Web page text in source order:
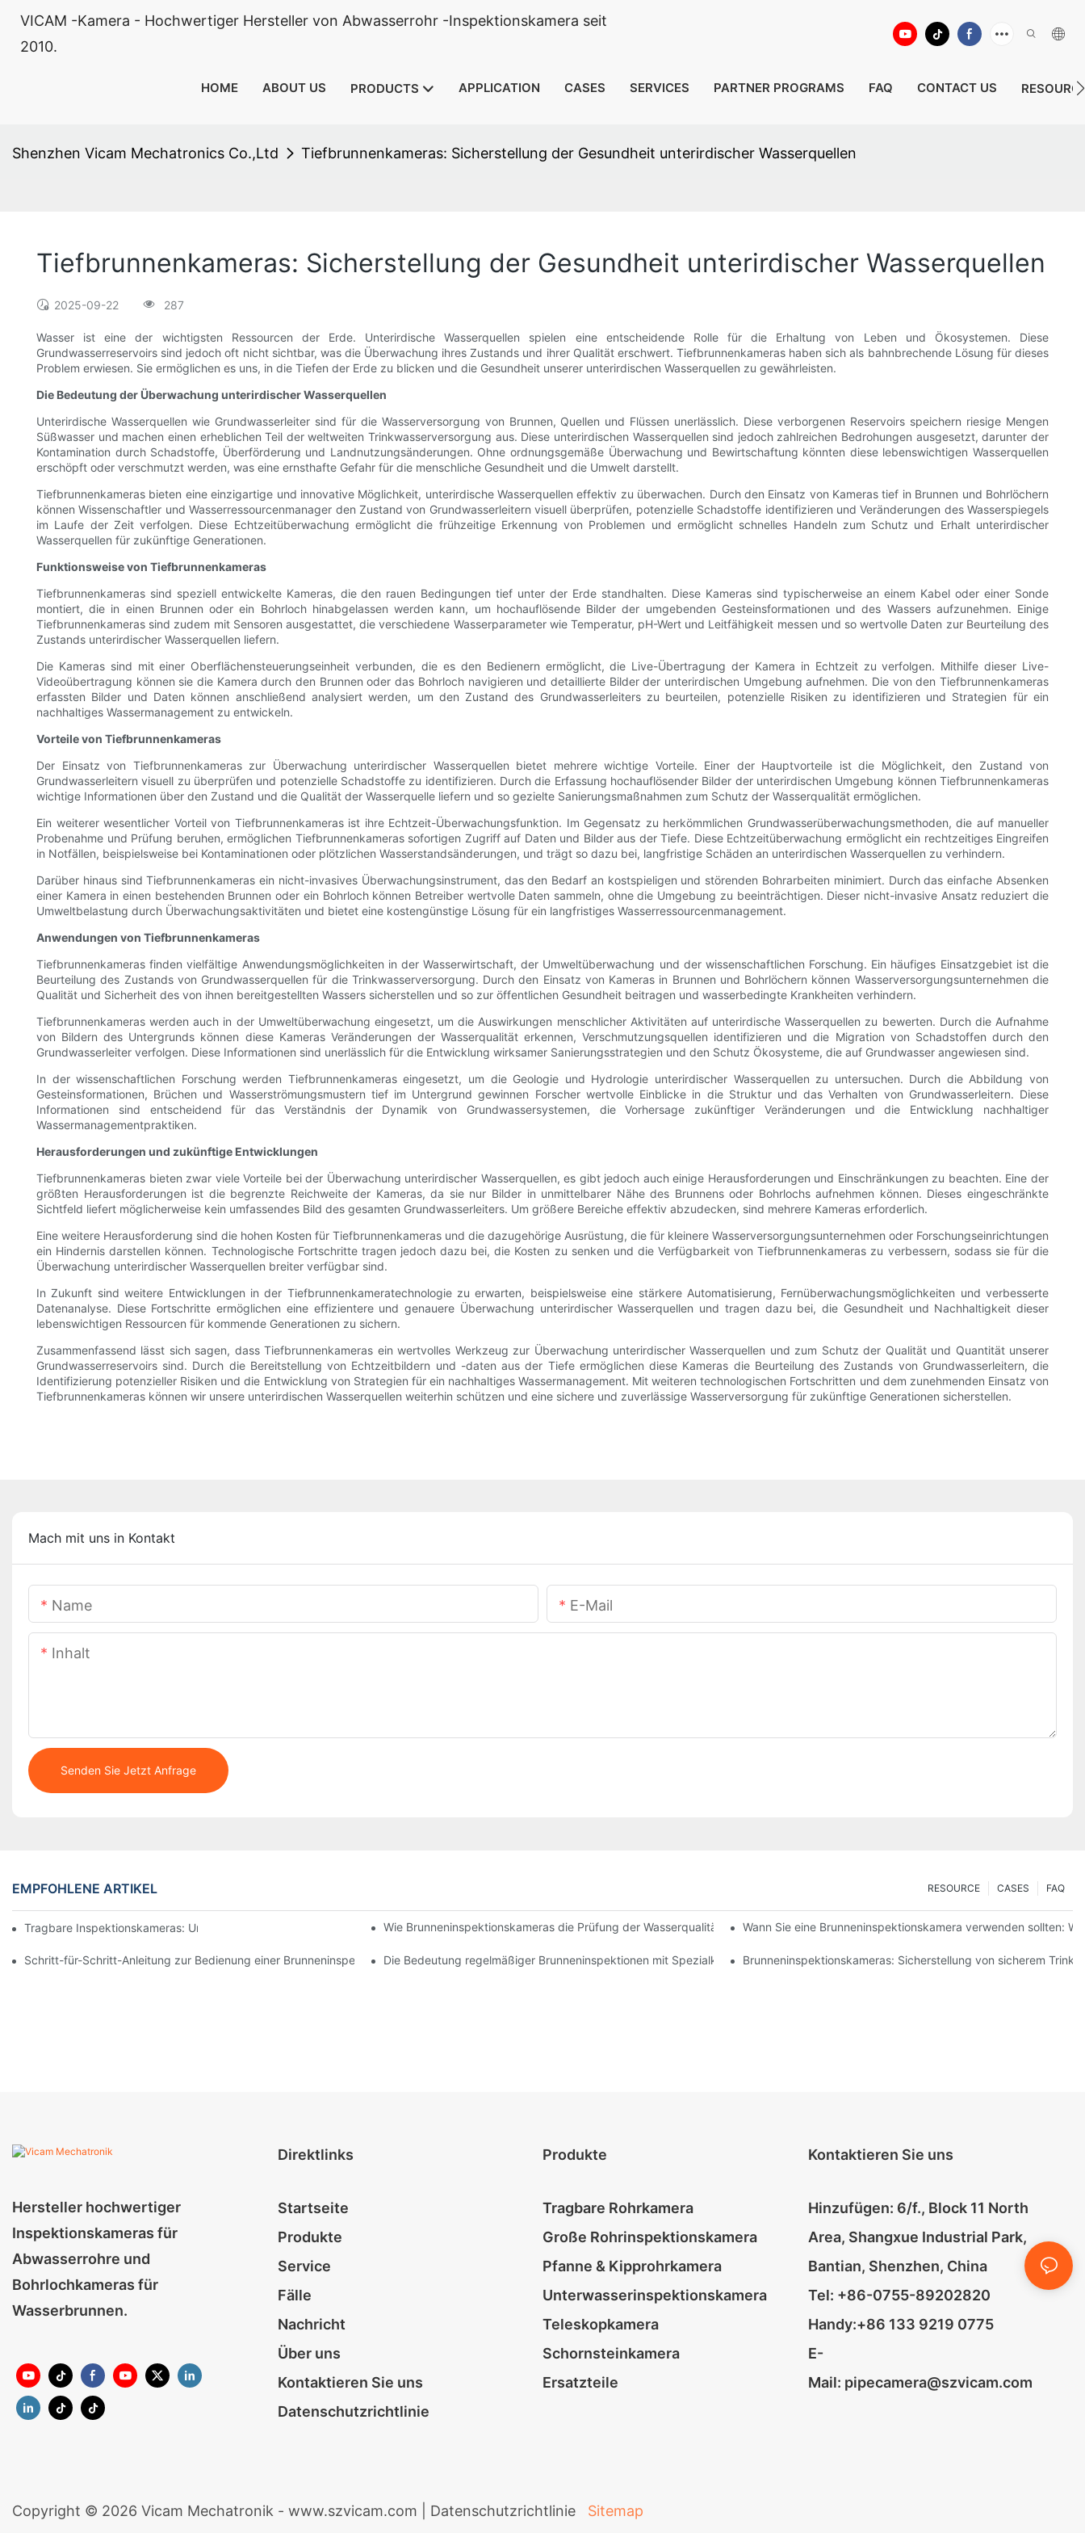
VICAM -Kamera - Hochwertiger Hersteller von Abwasserrohr -Inspektionskamera seit
2010.
HOME ABOUT US PRODUCTS APPLICATION CASES SERVICES PARTNER PROGRAMS FAQ CONTACT US
Shenzhen Vicam Mechatronics Co.,Ltd Tiefbrunnenkameras: Sicherstellung der Gesundheit unterirdischer Wasserquellen
Tiefbrunnenkameras: Sicherstellung der Gesundheit unterirdischer Wasserquellen
2025-09-22 287
Wasser ist eine der wichtigsten Ressourcen der Erde. Unterirdische Wasserquellen spielen eine entscheidende Rolle für die Erhaltung von Leben und Ökosystemen. Diese
Grundwasserreservoirs sind jedoch oft nicht sichtbar, was die Überwachung ihres Zustands und ihrer Qualität erschwert. Tiefbrunnenkameras haben sich als bahnbrechende Lösung für dieses
Problem erwiesen. Sie ermöglichen es uns, in die Tiefen der Erde zu blicken und die Gesundheit unserer unterirdischen Wasserquellen zu gewährleisten.
Die Bedeutung der Überwachung unterirdischer Wasserquellen
Unterirdische Wasserquellen wie Grundwasserleiter sind für die Wasserversorgung von Brunnen, Quellen und Flüssen unerlässlich. Diese verborgenen Reservoirs speichern riesige Mengen
Süßwasser und machen einen erheblichen Teil der weltweiten Trinkwasserversorgung aus. Diese unterirdischen Wasserquellen sind jedoch zahlreichen Bedrohungen ausgesetzt, darunter der
Kontamination durch Schadstoffe, Überförderung und Landnutzungsänderungen. Ohne ordnungsgemäße Überwachung und Bewirtschaftung könnten diese lebenswichtigen Wasserquellen
erschöpft oder verschmutzt werden, was eine ernsthafte Gefahr für die menschliche Gesundheit und die Umwelt darstellt.
Tiefbrunnenkameras bieten eine einzigartige und innovative Möglichkeit, unterirdische Wasserquellen effektiv zu überwachen. Durch den Einsatz von Kameras tief in Brunnen und Bohrlöchern
können Wissenschaftler und Wasserressourcenmanager den Zustand von Grundwasserleitern visuell überprüfen, potenzielle Schadstoffe identifizieren und Veränderungen des Wasserspiegels
im Laufe der Zeit verfolgen. Diese Echtzeitüberwachung ermöglicht die frühzeitige Erkennung von Problemen und ermöglicht schnelles Handeln zum Schutz und Erhalt unterirdischer
Wasserquellen für zukünftige Generationen.
Funktionsweise von Tiefbrunnenkameras
Tiefbrunnenkameras sind speziell entwickelte Kameras, die den rauen Bedingungen tief unter der Erde standhalten. Diese Kameras sind typischerweise an einem Kabel oder einer Sonde
montiert, die in einen Brunnen oder ein Bohrloch hinabgelassen werden kann, um hochauflösende Bilder der umgebenden Gesteinsformationen und des Wassers aufzunehmen. Einige
Tiefbrunnenkameras sind zudem mit Sensoren ausgestattet, die verschiedene Wasserparameter wie Temperatur, pH-Wert und Leitfähigkeit messen und so wertvolle Daten zur Beurteilung des
Zustands unterirdischer Wasserquellen liefern.
Die Kameras sind mit einer Oberflächensteuerungseinheit verbunden, die es den Bedienern ermöglicht, die Live-Übertragung der Kamera in Echtzeit zu verfolgen. Mithilfe dieser Live-
Videoübertragung können sie die Kamera durch den Brunnen oder das Bohrloch navigieren und detaillierte Bilder der unterirdischen Umgebung aufnehmen. Die von den Tiefbrunnenkameras
erfassten Bilder und Daten können anschließend analysiert werden, um den Zustand des Grundwasserleiters zu beurteilen, potenzielle Risiken zu identifizieren und Strategien für ein
nachhaltiges Wassermanagement zu entwickeln.
Vorteile von Tiefbrunnenkameras
Der Einsatz von Tiefbrunnenkameras zur Überwachung unterirdischer Wasserquellen bietet mehrere wichtige Vorteile. Einer der Hauptvorteile ist die Möglichkeit, den Zustand von
Grundwasserleitern visuell zu überprüfen und potenzielle Schadstoffe zu identifizieren. Durch die Erfassung hochauflösender Bilder der unterirdischen Umgebung können Tiefbrunnenkameras
wichtige Informationen über den Zustand und die Qualität der Wasserquelle liefern und so gezielte Sanierungsmaßnahmen zum Schutz der Wasserqualität ermöglichen.
Ein weiterer wesentlicher Vorteil von Tiefbrunnenkameras ist ihre Echtzeit-Überwachungsfunktion. Im Gegensatz zu herkömmlichen Grundwasserüberwachungsmethoden, die auf manueller
Probenahme und Prüfung beruhen, ermöglichen Tiefbrunnenkameras sofortigen Zugriff auf Daten und Bilder aus der Tiefe. Diese Echtzeitüberwachung ermöglicht ein rechtzeitiges Eingreifen
in Notfällen, beispielsweise bei Kontaminationen oder plötzlichen Wasserstandsänderungen, und trägt so dazu bei, langfristige Schäden an unterirdischen Wasserquellen zu verhindern.
Darüber hinaus sind Tiefbrunnenkameras ein nicht-invasives Überwachungsinstrument, das den Bedarf an kostspieligen und störenden Bohrarbeiten minimiert. Durch das einfache Absenken
einer Kamera in einen bestehenden Brunnen oder ein Bohrloch können Betreiber wertvolle Daten sammeln, ohne die Umgebung zu beeinträchtigen. Dieser nicht-invasive Ansatz reduziert die
Umweltbelastung durch Überwachungsaktivitäten und bietet eine kostengünstige Lösung für ein langfristiges Wasserressourcenmanagement.
Anwendungen von Tiefbrunnenkameras
Tiefbrunnenkameras finden vielfältige Anwendungsmöglichkeiten in der Wasserwirtschaft, der Umweltüberwachung und der wissenschaftlichen Forschung. Ein häufiges Einsatzgebiet ist die
Beurteilung des Zustands von Grundwasserquellen für die Trinkwasserversorgung. Durch den Einsatz von Kameras in Brunnen und Bohrlöchern können Wasserversorgungsunternehmen die
Qualität und Sicherheit des von ihnen bereitgestellten Wassers sicherstellen und so zur öffentlichen Gesundheit beitragen und wasserbedingte Krankheiten verhindern.
Tiefbrunnenkameras werden auch in der Umweltüberwachung eingesetzt, um die Auswirkungen menschlicher Aktivitäten auf unterirdische Wasserquellen zu bewerten. Durch die Aufnahme
von Bildern des Untergrunds können diese Kameras Veränderungen der Wasserqualität erkennen, Verschmutzungsquellen identifizieren und die Migration von Schadstoffen durch den
Grundwasserleiter verfolgen. Diese Informationen sind unerlässlich für die Entwicklung wirksamer Sanierungsstrategien und den Schutz Ökosysteme, die auf Grundwasser angewiesen sind.
In der wissenschaftlichen Forschung werden Tiefbrunnenkameras eingesetzt, um die Geologie und Hydrologie unterirdischer Wasserquellen zu untersuchen. Durch die Abbildung von
Gesteinsformationen, Brüchen und Wasserströmungsmustern tief im Untergrund gewinnen Forscher wertvolle Einblicke in die Struktur und das Verhalten von Grundwasserleitern. Diese
Informationen sind entscheidend für das Verständnis der Dynamik von Grundwassersystemen, die Vorhersage zukünftiger Veränderungen und die Entwicklung nachhaltiger
Wassermanagementpraktiken.
Herausforderungen und zukünftige Entwicklungen
Tiefbrunnenkameras bieten zwar viele Vorteile bei der Überwachung unterirdischer Wasserquellen, es gibt jedoch auch einige Herausforderungen und Einschränkungen zu beachten. Eine der
größten Herausforderungen ist die begrenzte Reichweite der Kameras, da sie nur Bilder in unmittelbarer Nähe des Brunnens oder Bohrlochs aufnehmen können. Dieses eingeschränkte
Sichtfeld liefert möglicherweise kein umfassendes Bild des gesamten Grundwasserleiters. Um größere Bereiche effektiv abzudecken, sind mehrere Kameras erforderlich.
Eine weitere Herausforderung sind die hohen Kosten für Tiefbrunnenkameras und die dazugehörige Ausrüstung, die für kleinere Wasserversorgungsunternehmen oder Forschungseinrichtungen
ein Hindernis darstellen können. Technologische Fortschritte tragen jedoch dazu bei, die Kosten zu senken und die Verfügbarkeit von Tiefbrunnenkameras zu verbessern, sodass sie für die
Überwachung unterirdischer Wasserquellen breiter verfügbar sind.
In Zukunft sind weitere Entwicklungen in der Tiefbrunnenkameratechnologie zu erwarten, beispielsweise eine stärkere Automatisierung, Fernüberwachungsmöglichkeiten und verbesserte
Datenanalyse. Diese Fortschritte ermöglichen eine effizientere und genauere Überwachung unterirdischer Wasserquellen und tragen dazu bei, die Gesundheit und Nachhaltigkeit dieser
lebenswichtigen Ressourcen für kommende Generationen zu sichern.
Zusammenfassend lässt sich sagen, dass Tiefbrunnenkameras ein wertvolles Werkzeug zur Überwachung unterirdischer Wasserquellen und zum Schutz der Qualität und Quantität unserer
Grundwasserreservoirs sind. Durch die Bereitstellung von Echtzeitbildern und -daten aus der Tiefe ermöglichen diese Kameras die Beurteilung des Zustands von Grundwasserleitern, die
Identifizierung potenzieller Risiken und die Entwicklung von Strategien für ein nachhaltiges Wassermanagement. Mit weiteren technologischen Fortschritten und dem zunehmenden Einsatz von
Tiefbrunnenkameras können wir unsere unterirdischen Wasserquellen weiterhin schützen und eine sichere und zuverlässige Wasserversorgung für zukünftige Generationen sicherstellen.
Mach mit uns in Kontakt
Name E-Mail
Inhalt
Senden Sie Jetzt Anfrage
EMPFOHLENE ARTIKEL FAQ
CASES
RESOURCE
Tragbare Inspektionskameras: Unverzichtbare Werkzeuge für Profis Wie Brunneninspektionskameras die Prüfung der Wasserqualität verbessernWann Sie eine Brunneninspektionskamera verwenden sollten:
Schritt-für-Schritt-Anleitung zur Bedienung einer BrunneninspektionskameraDie Bedeutung regelmäßiger Brunneninspektionen mit SpezialkamerasBrunneninspektionskameras: Sicherstellung von sicherem
Hersteller hochwertiger
Inspektionskameras für
Abwasserrohre und
Bohrlochkameras für
Wasserbrunnen.
Direktlinks
Startseite
Produkte
Service
Fälle
Nachricht
Über uns
Kontaktieren Sie uns
Datenschutzrichtlinie
Produkte
Tragbare Rohrkamera
Große Rohrinspektionskamera
Pfanne & Kipprohrkamera
Unterwasserinspektionskamera
Teleskopkamera
Schornsteinkamera
Ersatzteile
Kontaktieren Sie uns
Hinzufügen: 6/f., Block 11 North
Area, Shangxue Industrial Park,
Bantian, Shenzhen, China
Tel: +86-0755-89202820
Handy:+86 133 9219 0775
E-
Mail: pipecamera@szvicam.com
Copyright © 2026 Vicam Mechatronik - www.szvicam.com | Datenschutzrichtlinie Sitemap